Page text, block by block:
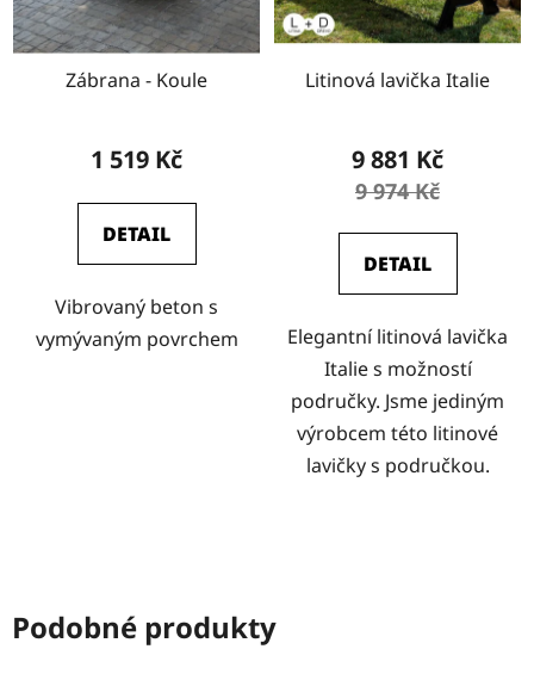
Zábrana - Koule
1 519 Kč
DETAIL
Vibrovaný beton s
vymývaným povrchem
Litinová lavička Italie
9 881 Kč
9 974 Kč
DETAIL
Elegantní litinová lavička
Italie s možností
područky. Jsme jediným
výrobcem této litinové
lavičky s područkou.
Podobné produkty